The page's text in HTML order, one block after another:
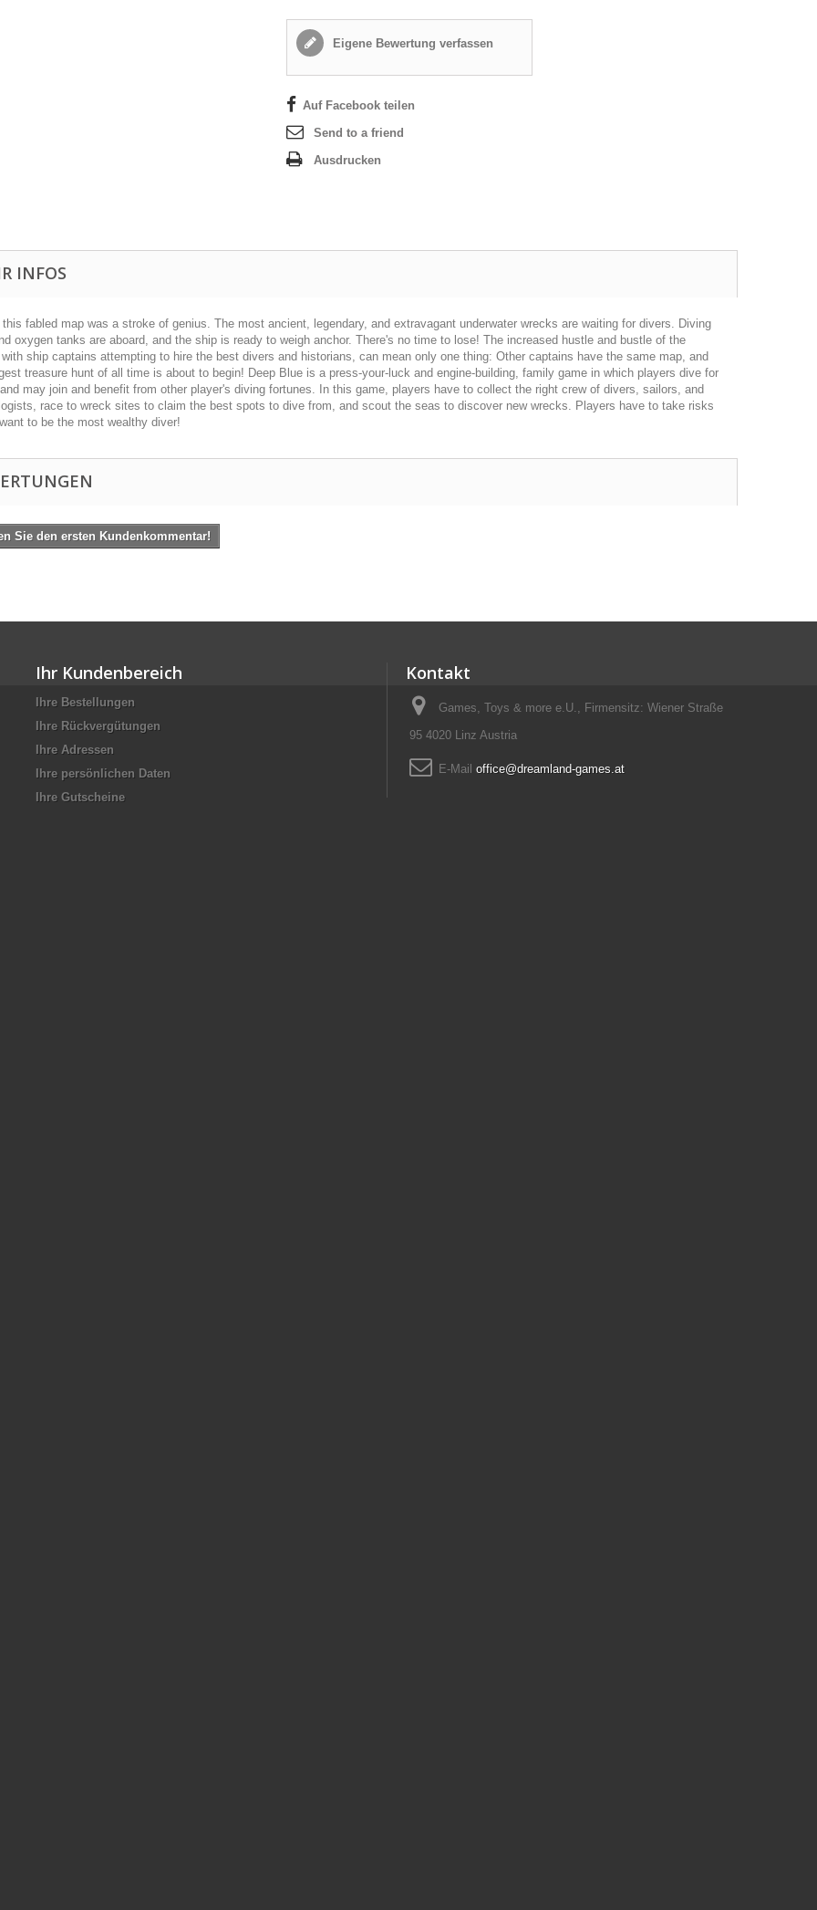
Eigene Bewertung verfassen
Auf Facebook teilen
Send to a friend
Ausdrucken
INFOS
fabled map was a stroke of genius. The most ancient, legendary, and extravagant underwater wrecks are waiting for divers. Diving
oxygen tanks are aboard, and the ship is ready to weigh anchor. There's no time to lose! The increased hustle and bustle of the
with ship captains attempting to hire the best divers and historians, can mean only one thing: Other captains have the same map, and
treasure hunt of all time is about to begin! Deep Blue is a press-your-luck and engine-building, family game in which players dive for
may join and benefit from other player's diving fortunes. In this game, players have to collect the right crew of divers, sailors, and
race to wreck sites to claim the best spots to dive from, and scout the seas to discover new wrecks. Players have to take risks
to be the most wealthy diver!
Sie den ersten Kundenkommentar!
Ihr Kundenbereich
Ihre Bestellungen
Ihre Rückvergütungen
Ihre Adressen
Ihre persönlichen Daten
Ihre Gutscheine
Kontakt
Games, Toys & more e.U., Firmensitz: Wiener Straße
95 4020 Linz Austria
E-Mail office@dreamland-games.at